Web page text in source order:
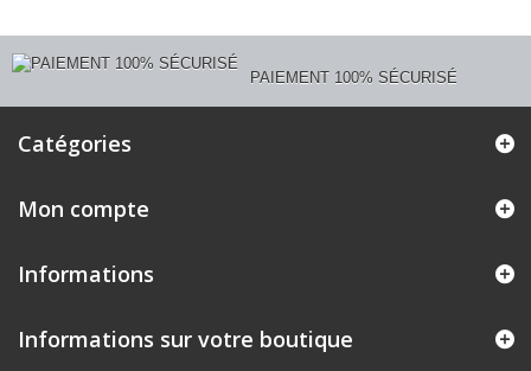
PAIEMENT 100% SÉCURISÉ
Catégories
Mon compte
Informations
Informations sur votre boutique